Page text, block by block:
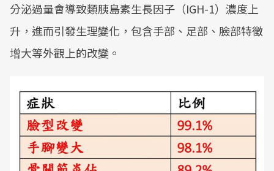
分泌過量會導致類胰島素生長因子（IGH-1）濃度上
升，進而引發生理變化，包含手部、足部、臉部特徵
增大等外觀上的改變。